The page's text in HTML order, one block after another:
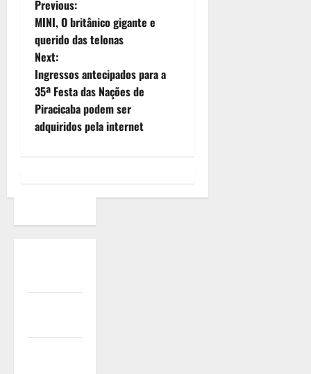
Previous:
MINI, O britânico gigante e
querido das telonas
Next:
Ingressos antecipados para a
35ª Festa das Nações de
Piracicaba podem ser
adquiridos pela internet